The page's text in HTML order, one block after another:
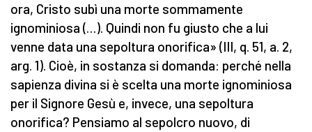
ora, Cristo subì una morte sommamente
ignominiosa (…). Quindi non fu giusto che a lui
venne data una sepoltura onorifica» (III, q. 51, a. 2,
arg. 1). Cioè, in sostanza si domanda: perché nella
sapienza divina si è scelta una morte ignominiosa
per il Signore Gesù e, invece, una sepoltura
onorifica? Pensiamo al sepolcro nuovo, di